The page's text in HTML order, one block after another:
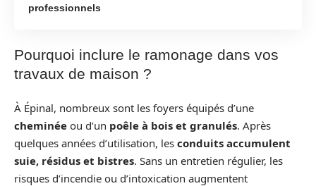
professionnels
Pourquoi inclure le ramonage dans vos
travaux de maison ?
À Épinal, nombreux sont les foyers équipés d’une
cheminée ou d’un poêle à bois et granulés. Après
quelques années d’utilisation, les conduits accumulent
suie, résidus et bistres. Sans un entretien régulier, les
risques d’incendie ou d’intoxication augmentent